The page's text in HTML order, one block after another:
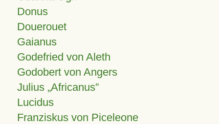
Donus
Douerouet
Gaianus
Godefried von Aleth
Godobert von Angers
Julius Africanus
Lucidus
Franziskus von Piceleone